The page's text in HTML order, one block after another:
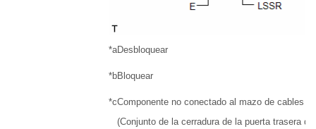
*aDesbloquear
*bBloquear
*cComponente no conectado al mazo de cables
(Conjunto de la cerradura de la puerta trasera